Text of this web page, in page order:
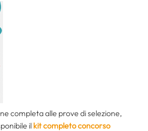
completa alle prove di selezione,
il kit completo concorso